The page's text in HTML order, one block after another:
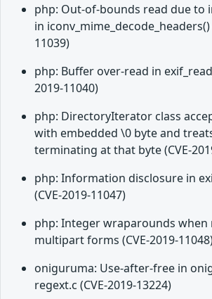
php: Out-of-bounds read due to
in iconv_mime_decode_headers()
11039)
php: Buffer over-read in
2019-11040)
php: DirectoryIterator class
with embedded \0 byte and
terminating at that byte (CVE-
php: Information disclosure in
(CVE-2019-11047)
php: Integer wraparounds when
multipart forms (CVE-2019-
oniguruma: Use-after-free in
regext.c (CVE-2019-13224)